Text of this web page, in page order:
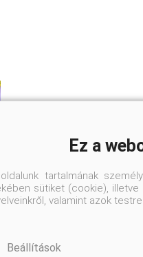
Ez a
tartalmának
sütiket (cookie), illetve
valamint azok
Beállítások